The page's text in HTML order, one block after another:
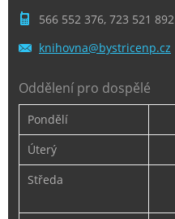
566 552 376, 723 521 892
knihovna@bystricenp.cz
Oddělení pro dospělé
Pondělí
Úterý
Středa